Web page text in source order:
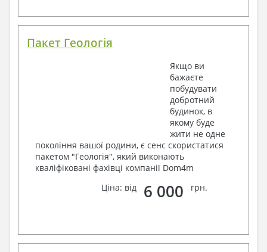
Пакет Геологія
Якщо ви
бажаєте
побудувати
добротний
будинок, в
якому буде
жити не одне
покоління вашої родини, є сенс скористатися
пакетом "Геологія", який виконають
кваліфіковані фахівці компанії Dom4m
Ціна: від
6 000 грн.